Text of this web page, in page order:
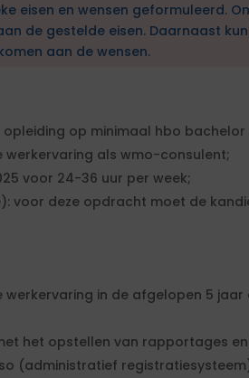
eisen en wensen geformuleerd.
de gestelde eisen. Daarnaast
aan de wensen.
op minimaal hbo bachelor
als wmo-consulent;
voor 24-36 uur per week;
voor deze opdracht moet de
in de afgelopen 5 jaar
het opstellen van rapportages
(administratief